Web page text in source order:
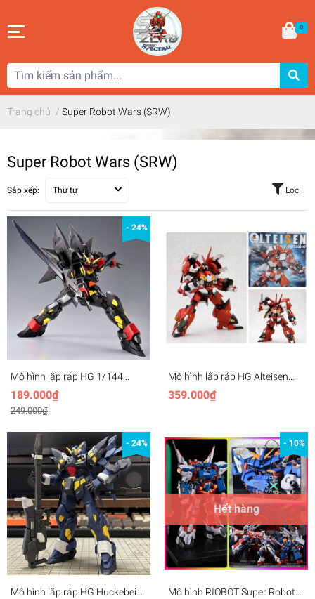
0
Trang chủ / Super Robot Wars (SRW)
Super Robot Wars (SRW)
Sắp xếp: Thứ tự Lọc
- 24%
Mô hình lắp ráp HG 1/144
Huckebein MK-II Trombe mk2 -
XYS Model
189.000₫
249.000₫
Mô hình lắp ráp HG Alteisen
Riese Progressive Super Robot
Wars OG (SRWOG) BT Model
359.000₫
- 24%
Mô hình lắp ráp HG Huckebein
- 10%
Hết hàng
Mô hình RIOBOT Super Robot